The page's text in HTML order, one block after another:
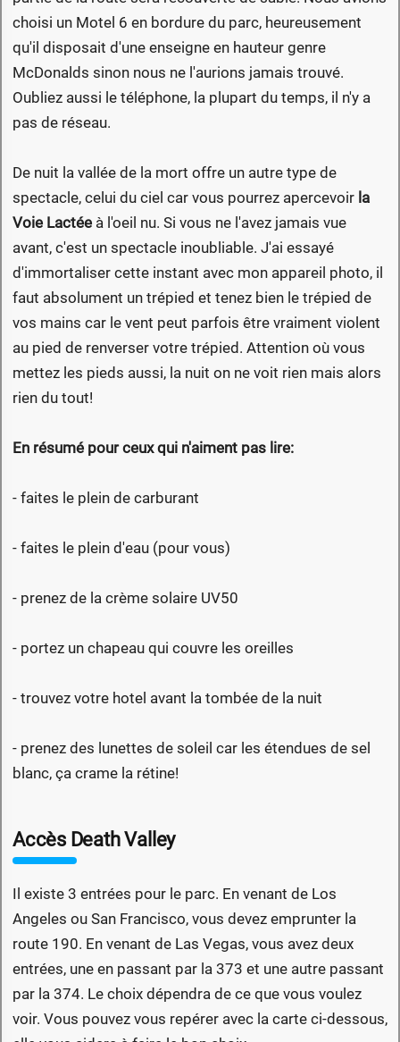
choisi un Motel 6 en bordure du parc, heureusement
qu'il disposait d'une enseigne en hauteur genre
McDonalds sinon nous ne l'aurions jamais trouvé.
Oubliez aussi le téléphone, la plupart du temps, il n'y a
pas de réseau.
De nuit la vallée de la mort offre un autre type de
spectacle, celui du ciel car vous pourrez apercevoir la
Voie Lactée à l'oeil nu. Si vous ne l'avez jamais vue
avant, c'est un spectacle inoubliable. J'ai essayé
d'immortaliser cette instant avec mon appareil photo, il
faut absolument un trépied et tenez bien le trépied de
vos mains car le vent peut parfois être vraiment violent
au pied de renverser votre trépied. Attention où vous
mettez les pieds aussi, la nuit on ne voit rien mais alors
rien du tout!
En résumé pour ceux qui n'aiment pas lire:
- faites le plein de carburant
- faites le plein d'eau (pour vous)
- prenez de la crème solaire UV50
- portez un chapeau qui couvre les oreilles
- trouvez votre hotel avant la tombée de la nuit
- prenez des lunettes de soleil car les étendues de sel
blanc, ça crame la rétine!
Accès Death Valley
Il existe 3 entrées pour le parc. En venant de Los
Angeles ou San Francisco, vous devez emprunter la
route 190. En venant de Las Vegas, vous avez deux
entrées, une en passant par la 373 et une autre passant
par la 374. Le choix dépendra de ce que vous voulez
voir. Vous pouvez vous repérer avec la carte ci-dessous,